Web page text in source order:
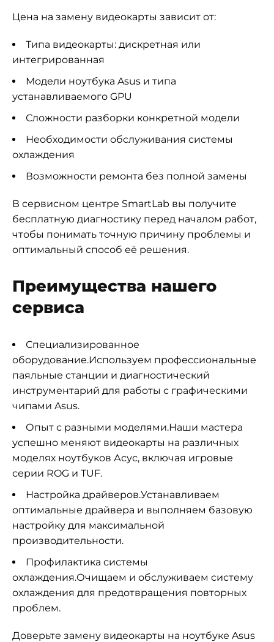
Цена на замену видеокарты зависит от:
Типа видеокарты: дискретная или
интегрированная
Модели ноутбука Asus и типа
устанавливаемого GPU
Сложности разборки конкретной модели
Необходимости обслуживания системы
охлаждения
Возможности ремонта без полной замены
В сервисном центре SmartLab вы получите
бесплатную диагностику перед началом работ,
чтобы понимать точную причину проблемы и
оптимальный способ её решения.
Преимущества нашего
сервиса
Специализированное
оборудование.Используем профессиональные
паяльные станции и диагностический
инструментарий для работы с графическими
чипами Asus.
Опыт с разными моделями.Наши мастера
успешно меняют видеокарты на различных
моделях ноутбуков Асус, включая игровые
серии ROG и TUF.
Настройка драйверов.Устанавливаем
оптимальные драйвера и выполняем базовую
настройку для максимальной
производительности.
Профилактика системы
охлаждения.Очищаем и обслуживаем систему
охлаждения для предотвращения повторных
проблем.
Доверьте замену видеокарты на ноутбуке Asus